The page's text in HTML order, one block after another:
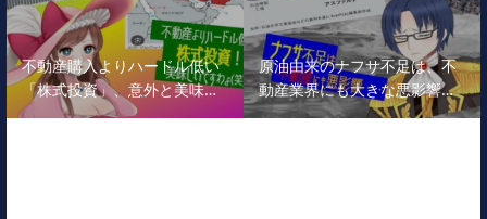
不動産購入よりハードル低い
「株式投資」、意外と美味…
原油由来のナフサ不足は、不
動産業界にも大きな悪影響…